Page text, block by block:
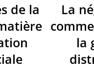
de la
La
la